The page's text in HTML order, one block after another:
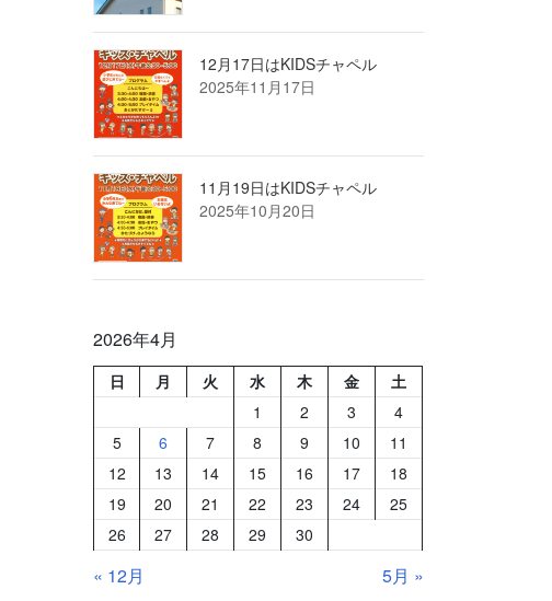
12月17日はKIDSチャペル
2025年11月17日
11月19日はKIDSチャペル
2025年10月20日
2026年4月
日 月 火 水 木 金
土
1
2 3
4
5
6 7 8 9 10
11
12
13 14 15 16 17
18
19
20 21 22 23 24
25
26
27 28 29 30
« 12月 5月 »